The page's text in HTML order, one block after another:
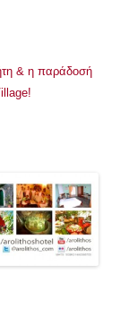
& η παράδοσή